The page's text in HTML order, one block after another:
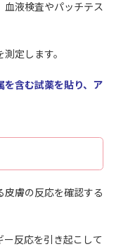
液検査やパッチテス
定します。
を含む試薬を貼り、ア
皮膚の反応を確認する
反応を引き起こして